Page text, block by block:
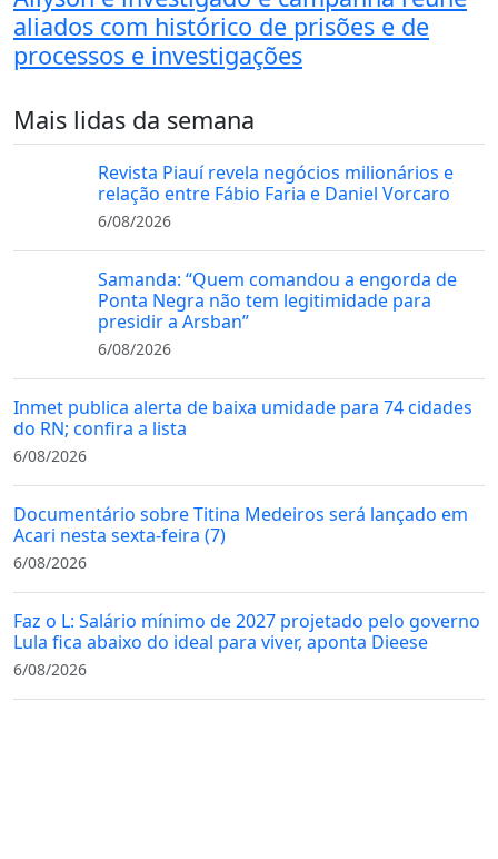
aliados com histórico de prisões e de
processos e investigações
Mais lidas da semana
Revista Piauí revela negócios milionários e
relação entre Fábio Faria e Daniel Vorcaro
6/08/2026
Samanda: “Quem comandou a engorda de
Ponta Negra não tem legitimidade para
presidir a Arsban”
6/08/2026
Inmet publica alerta de baixa umidade para 74 cidades
do RN; confira a lista
6/08/2026
Documentário sobre Titina Medeiros será lançado em
Acari nesta sexta-feira (7)
6/08/2026
Faz o L: Salário mínimo de 2027 projetado pelo governo
Lula fica abaixo do ideal para viver, aponta Dieese
6/08/2026